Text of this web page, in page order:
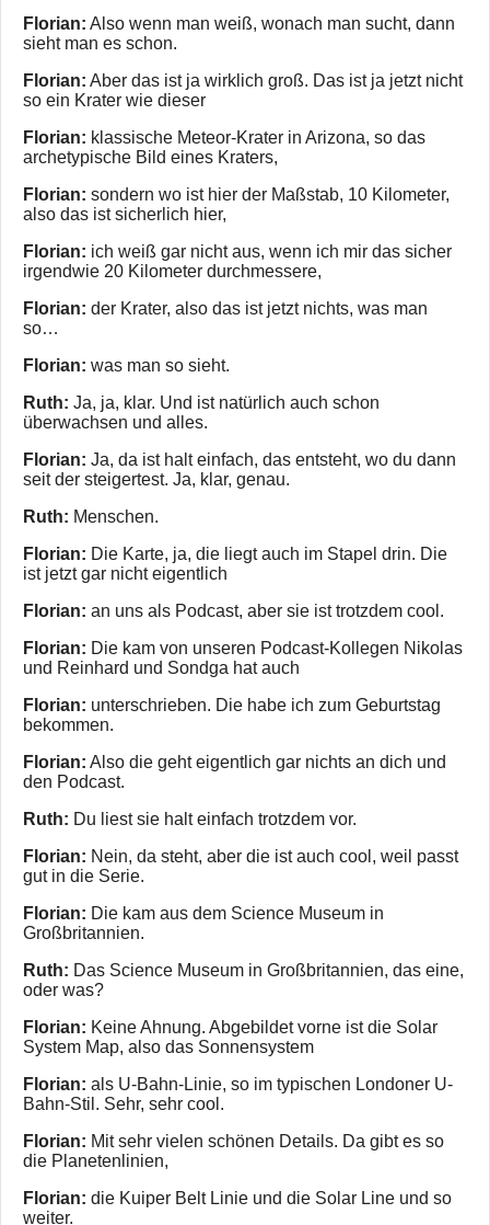
Florian: Also wenn man weiß, wonach man sucht, dann
sieht man es schon.
Florian: Aber das ist ja wirklich groß. Das ist ja jetzt nicht
so ein Krater wie dieser
Florian: klassische Meteor-Krater in Arizona, so das
archetypische Bild eines Kraters,
Florian: sondern wo ist hier der Maßstab, 10 Kilometer,
also das ist sicherlich hier,
Florian: ich weiß gar nicht aus, wenn ich mir das sicher
irgendwie 20 Kilometer durchmessere,
Florian: der Krater, also das ist jetzt nichts, was man
so…
Florian: was man so sieht.
Ruth: Ja, ja, klar. Und ist natürlich auch schon
überwachsen und alles.
Florian: Ja, da ist halt einfach, das entsteht, wo du dann
seit der steigertest. Ja, klar, genau.
Ruth: Menschen.
Florian: Die Karte, ja, die liegt auch im Stapel drin. Die
ist jetzt gar nicht eigentlich
Florian: an uns als Podcast, aber sie ist trotzdem cool.
Florian: Die kam von unseren Podcast-Kollegen Nikolas
und Reinhard und Sondga hat auch
Florian: unterschrieben. Die habe ich zum Geburtstag
bekommen.
Florian: Also die geht eigentlich gar nichts an dich und
den Podcast.
Ruth: Du liest sie halt einfach trotzdem vor.
Florian: Nein, da steht, aber die ist auch cool, weil passt
gut in die Serie.
Florian: Die kam aus dem Science Museum in
Großbritannien.
Ruth: Das Science Museum in Großbritannien, das eine,
oder was?
Florian: Keine Ahnung. Abgebildet vorne ist die Solar
System Map, also das Sonnensystem
Florian: als U-Bahn-Linie, so im typischen Londoner U-
Bahn-Stil. Sehr, sehr cool.
Florian: Mit sehr vielen schönen Details. Da gibt es so
die Planetenlinien,
Florian: die Kuiper Belt Linie und die Solar Line und so
weiter.